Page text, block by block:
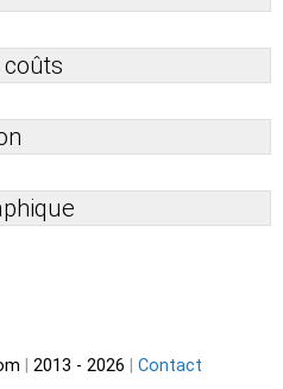
2013 - 2026 Contact